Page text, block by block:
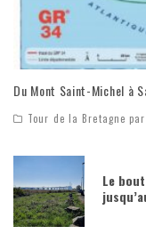
Du Mont Saint-Michel à
Tour de la Bretagne
Le